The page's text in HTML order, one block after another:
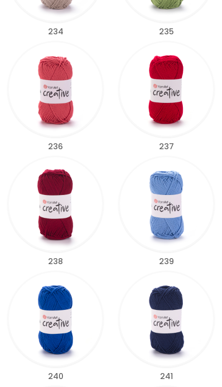
234 235
236 237
238 239
240 241